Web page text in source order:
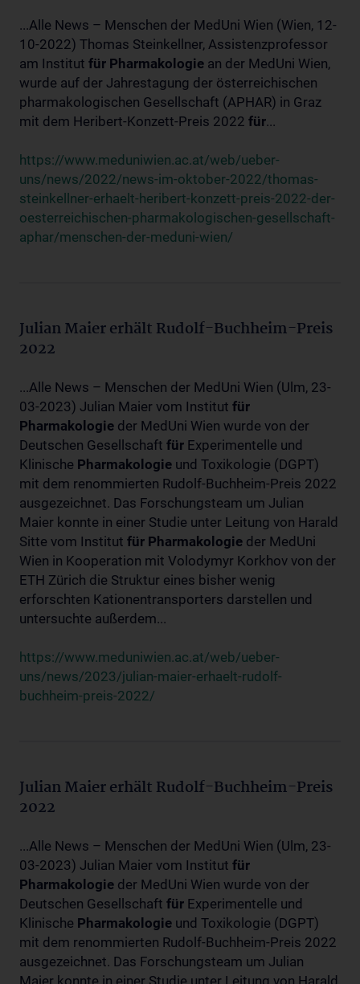
...Alle News – Menschen der MedUni Wien (Wien, 12-
10-2022) Thomas Steinkellner, Assistenzprofessor
am Institut für Pharmakologie an der MedUni Wien,
wurde auf der Jahrestagung der österreichischen
pharmakologischen Gesellschaft (APHAR) in Graz
mit dem Heribert-Konzett-Preis 2022 für...
https://www.meduniwien.ac.at/web/ueber-
uns/news/2022/news-im-oktober-2022/thomas-
steinkellner-erhaelt-heribert-konzett-preis-2022-der-
oesterreichischen-pharmakologischen-gesellschaft-
aphar/menschen-der-meduni-wien/
Julian Maier erhält Rudolf-Buchheim-Preis
2022
...Alle News – Menschen der MedUni Wien (Ulm, 23-
03-2023) Julian Maier vom Institut für
Pharmakologie der MedUni Wien wurde von der
Deutschen Gesellschaft für Experimentelle und
Klinische Pharmakologie und Toxikologie (DGPT)
mit dem renommierten Rudolf-Buchheim-Preis 2022
ausgezeichnet. Das Forschungsteam um Julian
Maier konnte in einer Studie unter Leitung von Harald
Sitte vom Institut für Pharmakologie der MedUni
Wien in Kooperation mit Volodymyr Korkhov von der
ETH Zürich die Struktur eines bisher wenig
erforschten Kationentransporters darstellen und
untersuchte außerdem...
https://www.meduniwien.ac.at/web/ueber-
uns/news/2023/julian-maier-erhaelt-rudolf-
buchheim-preis-2022/
Julian Maier erhält Rudolf-Buchheim-Preis
2022
...Alle News – Menschen der MedUni Wien (Ulm, 23-
03-2023) Julian Maier vom Institut für
Pharmakologie der MedUni Wien wurde von der
Deutschen Gesellschaft für Experimentelle und
Klinische Pharmakologie und Toxikologie (DGPT)
mit dem renommierten Rudolf-Buchheim-Preis 2022
ausgezeichnet. Das Forschungsteam um Julian
Maier konnte in einer Studie unter Leitung von Harald